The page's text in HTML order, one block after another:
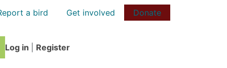
a bird Get involved Donate
Log in Register